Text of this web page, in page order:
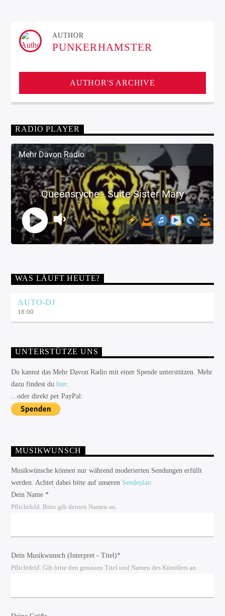
AUTHOR
PUNKERHAMSTER
AUTHOR'S ARCHIVE
RADIO PLAYER
WAS LÄUFT HEUTE?
AUTO-DJ
18:00
UNTERSTÜTZE UNS
Du kannst das Mehr Davon Radio mit einer Spende unterstützen. Mehr
dazu findest duhier.
...oder direkt per PayPal:
MUSIKWUNSCH
Musikwünsche können nur während moderierten Sendungen erfüllt
werden. Achtet dabei bitte auf unseren Sendeplan
Dein Name *
Pflichtfeld. Bitte gib deinen Namen an.
Dein Musikwunsch (Interpret - Titel)*
Pflichtfeld. Gib bitte den genauen Titel und Namen des Künstlers an.